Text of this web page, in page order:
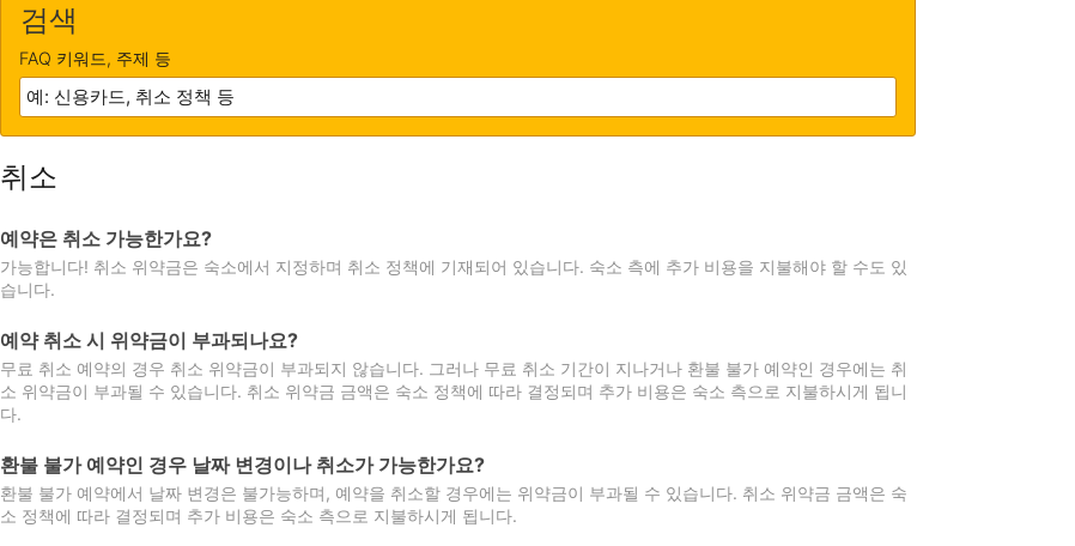
검색
FAQ 키워드, 주제 등
취소
예약은 취소 가능한가요?
가능합니다! 취소 위약금은 숙소에서 지정하며 취소 정책에 기재되어 있습니다. 숙소 측에 추가 비용을 지불해야 할 수도 있
습니다.
예약 취소 시 위약금이 부과되나요?
무료 취소 예약의 경우 취소 위약금이 부과되지 않습니다. 그러나 무료 취소 기간이 지나거나 환불 불가 예약인 경우에는 취
소 위약금이 부과될 수 있습니다. 취소 위약금 금액은 숙소 정책에 따라 결정되며 추가 비용은 숙소 측으로 지불하시게 됩니
다.
환불 불가 예약인 경우 날짜 변경이나 취소가 가능한가요?
환불 불가 예약에서 날짜 변경은 불가능하며, 예약을 취소할 경우에는 위약금이 부과될 수 있습니다. 취소 위약금 금액은 숙
소 정책에 따라 결정되며 추가 비용은 숙소 측으로 지불하시게 됩니다.